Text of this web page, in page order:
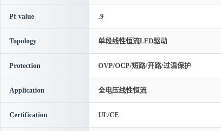
Pf value .9
Topology 单段线性恒流LED驱动
Protection OVP/OCP/短路/开路/过温保护
Application 全电压线性恒流
Certification UL/CE